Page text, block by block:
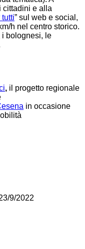
cittadini e alla
” sul web e social,
h nel centro storico.
i bolognesi, le
, il progetto regionale
in occasione
9/2022